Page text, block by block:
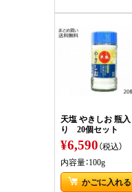
天塩 やきしお 瓶入
り 20個セット
¥6,590（税込）
内容量：100g
かごに入れる